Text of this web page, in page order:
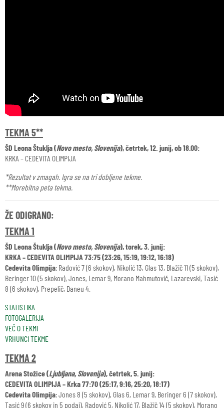
TEKMA 5**
ŠD Leona Štuklja (Novo mesto, Slovenija), četrtek, 12. junij, ob 18.00:
KRKA – CEDEVITA OLIMPIJA
*Rezultat v zmagah. Igra se na tri dobljene tekme.
**Morebitna peta tekma.
ŽE ODIGRANO:
TEKMA 1
ŠD Leona Štuklja (Novo mesto, Slovenija), torek, 3. junij:
KRKA – CEDEVITA OLIMPIJA 73:75 (23:26, 15:19, 19:12, 16:18)
Cedevita Olimpija: Radović 7 (6 skokov), Nikolić 13, Glas 13, Blažič 11 (5 skokov),
Beringer 10 (5 skokov), Jones, Lemar 9, Morano Mahmutovič, Lazarevski, Tasić
8 (6 skokov), Prepelič, Daneu 4.
STATISTIKA
FOTOGALERIJA
VEČ O TEKMI
VRHUNCI TEKME
TEKMA 2
Arena Stožice (Ljubljana, Slovenija), četrtek, 5. junij:
CEDEVITA OLIMPIJA – Krka 77:70 (25:17, 9:16, 25:20, 18:17)
Cedevita Olimpija: Jones 8 (5 skokov), Glas 6, Lemar 9, Beringer 6 (7 skokov),
Tasić 9 (6 skokov in 5 podaj), Radović 5, Nikolić 17, Blažič 14 (5 skokov), Morano